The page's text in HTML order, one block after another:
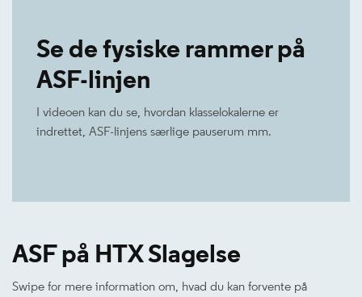
Se de fysiske rammer på
ASF-linjen
I videoen kan du se, hvordan klasselokalerne er
indrettet, ASF-linjens særlige pauserum mm.
ASF på HTX Slagelse
Swipe for mere information om, hvad du kan forvente på